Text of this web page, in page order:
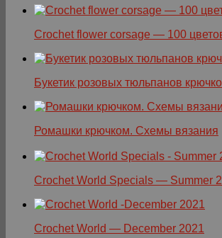
Crochet flower corsage — 100
Букетик розовых тюльпанов
Ромашки крючком. Схемы вязания
Crochet World Specials — Summer
Crochet World — December 2021